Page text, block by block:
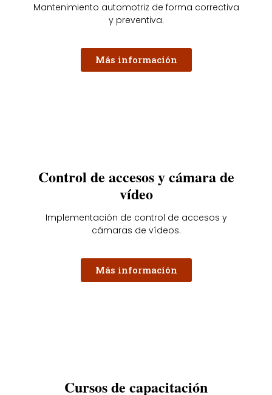
Mantenimiento automotriz de forma correctiva
y preventiva.
Más información
Control de accesos y cámara de
vídeo
Implementación de control de accesos y
cámaras de vídeos.
Más información
Cursos de capacitación